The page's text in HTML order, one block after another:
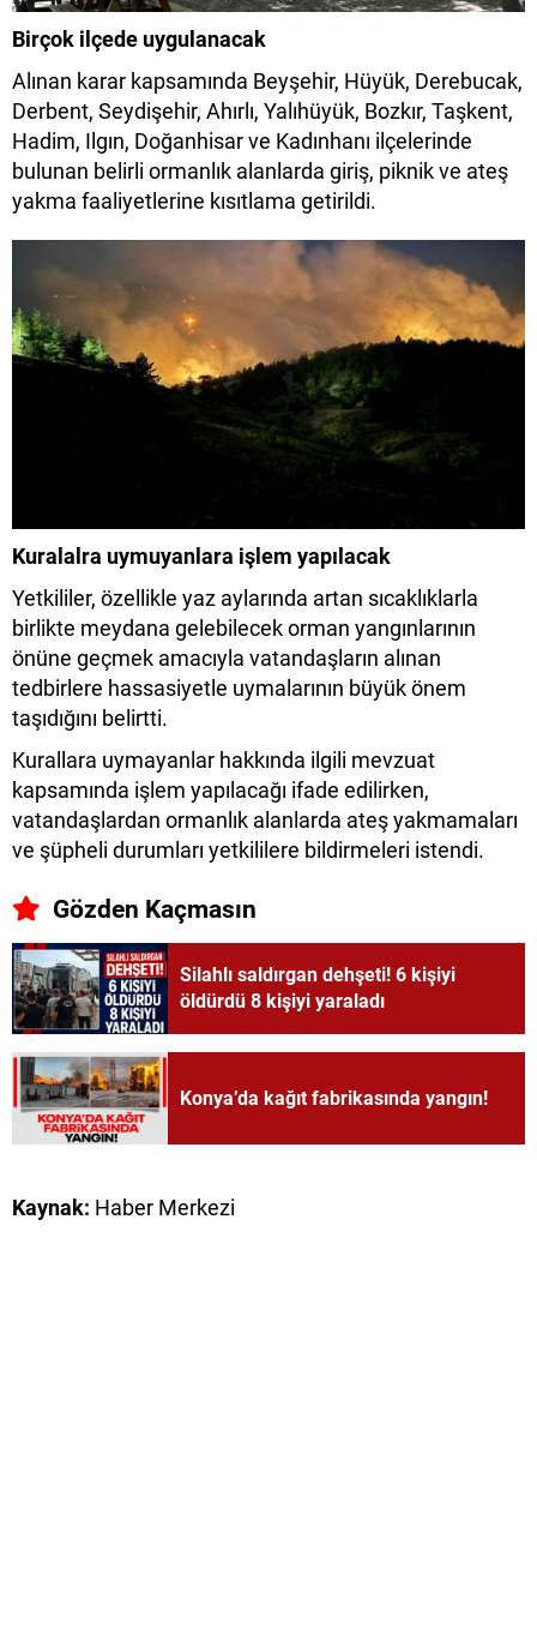
Birçok ilçede uygulanacak
Alınan karar kapsamında Beyşehir, Hüyük, Derebucak,
Derbent, Seydişehir, Ahırlı, Yalıhüyük, Bozkır, Taşkent,
Hadim, Ilgın, Doğanhisar ve Kadınhanı ilçelerinde
bulunan belirli ormanlık alanlarda giriş, piknik ve ateş
yakma faaliyetlerine kısıtlama getirildi.
Kuralalra uymuyanlara işlem yapılacak
Yetkililer, özellikle yaz aylarında artan sıcaklıklarla
birlikte meydana gelebilecek orman yangınlarının
önüne geçmek amacıyla vatandaşların alınan
tedbirlere hassasiyetle uymalarının büyük önem
taşıdığını belirtti.
Kurallara uymayanlar hakkında ilgili mevzuat
kapsamında işlem yapılacağı ifade edilirken,
vatandaşlardan ormanlık alanlarda ateş yakmamaları
ve şüpheli durumları yetkililere bildirmeleri istendi.
Gözden Kaçmasın
Silahlı saldırgan dehşeti! 6 kişiyi
öldürdü 8 kişiyi yaraladı
Konya’da kağıt fabrikasında yangın!
Kaynak: Haber Merkezi